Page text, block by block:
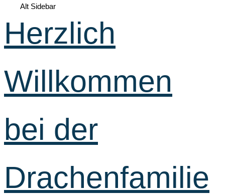
Herzlich
Willkommen
bei der
Drachenfamilie
Alt Sidebar